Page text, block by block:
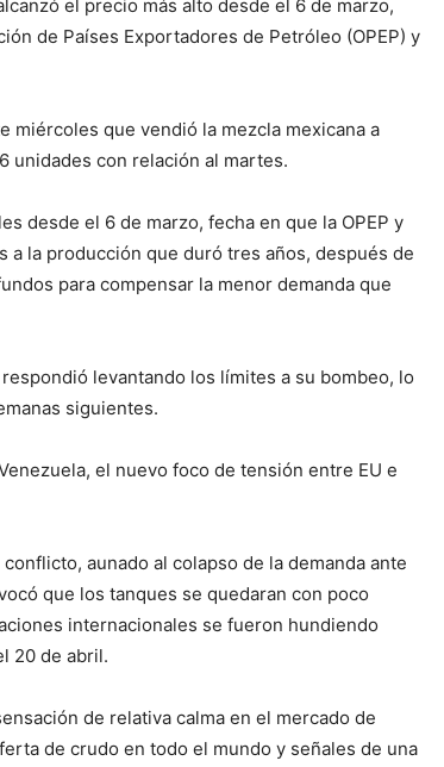
el precio más alto desde el 6 de marzo,
de Países Exportadores de Petróleo (OPEP) y
miércoles que vendió la mezcla mexicana a
unidades con relación al martes.
desde el 6 de marzo, fecha en que la OPEP y
la producción que duró tres años, después de
para compensar la menor demanda que
levantando los límites a su bombeo, lo
siguientes.
el nuevo foco de tensión entre EU e
aunado al colapso de la demanda ante
que los tanques se quedaran con poco
internacionales se fueron hundiendo
20 de abril.
de relativa calma en el mercado de
de crudo en todo el mundo y señales de una